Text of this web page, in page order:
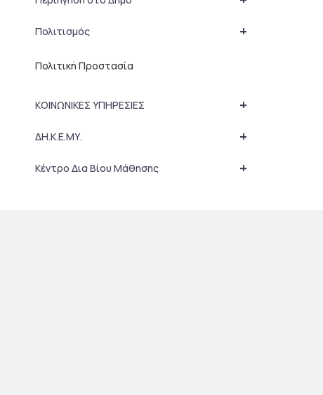
+
Πολιτισμός
Πολιτική Προστασία
+
ΚΟΙΝΩΝΙΚΕΣ ΥΠΗΡΕΣΙΕΣ
+
ΔΗ.Κ.Ε.ΜΥ.
+
Κέντρο Δια Βίου Μάθησης